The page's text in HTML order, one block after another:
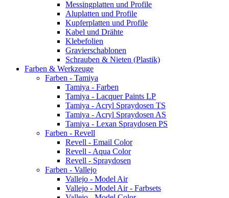
Messingplatten und Profile
Aluplatten und Profile
Kupferplatten und Profile
Kabel und Drähte
Klebefolien
Gravierschablonen
Schrauben & Nieten (Plastik)
Farben & Werkzeuge
Farben - Tamiya
Tamiya - Farben
Tamiya - Lacquer Paints LP
Tamiya - Acryl Spraydosen TS
Tamiya - Acryl Spraydosen AS
Tamiya - Lexan Spraydosen PS
Farben - Revell
Revell - Email Color
Revell - Aqua Color
Revell - Spraydosen
Farben - Vallejo
Vallejo - Model Air
Vallejo - Model Air - Farbsets